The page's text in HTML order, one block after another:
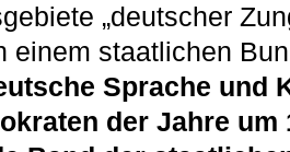
„deutscher
einem staatlichen
Sprache und
der Jahre um